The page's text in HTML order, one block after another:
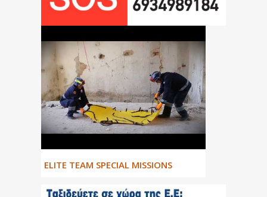
ΕLITE TEAM SPECIAL MISSIONS